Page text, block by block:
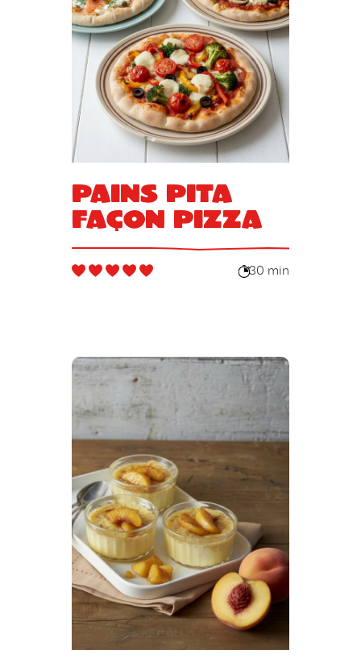
Pains pita
façon pizza
30 min